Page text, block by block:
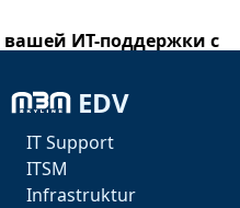
вашей ИТ-поддержки с
Engine V2 и
вашими
подробному
EDV
IT Support
ITSM
Infrastruktur